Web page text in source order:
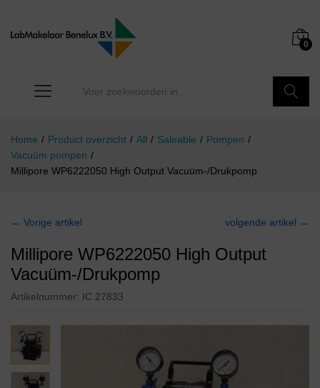
0
Home / Product overzicht / All / Saleable / Pompen /
Vacuüm pompen /
Millipore WP6222050 High Output Vacuüm-/Drukpomp
← Vorige artikel volgende artikel →
Millipore WP6222050 High Output
Vacuüm-/Drukpomp
Artikelnummer: IC 27833